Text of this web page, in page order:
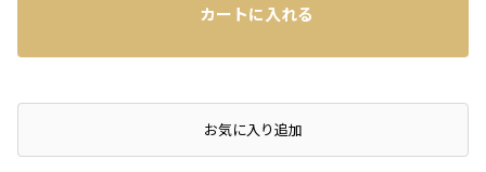
カートに入れる
店頭在庫を確認するお気に入り追加